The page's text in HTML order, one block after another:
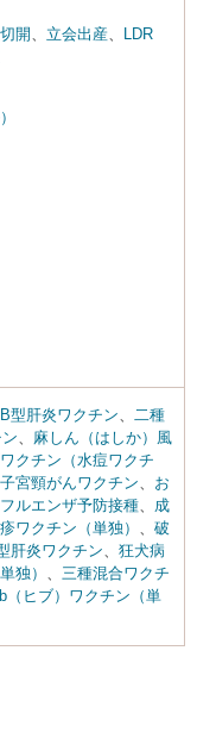
開 立会出産
LDR
B型肝炎ワクチン
二種
麻しん（はしか）風
クチン（水痘ワクチ
子宮頸がんワクチン
お
ルエンザ予防接種
成
ワクチン（単独）
破
肝炎ワクチン
狂犬病
独）
三種混合ワクチ
（ヒブ）ワクチン（単